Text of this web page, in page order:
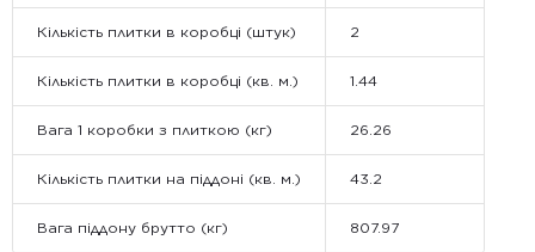
Кількість плитки в коробці (штук) 2
Кількість плитки в коробці (кв. м.) 1.44
Вага 1 коробки з плиткою (кг) 26.26
Кількість плитки на піддоні (кв. м.) 43.2
Вага піддону брутто (кг) 807.97